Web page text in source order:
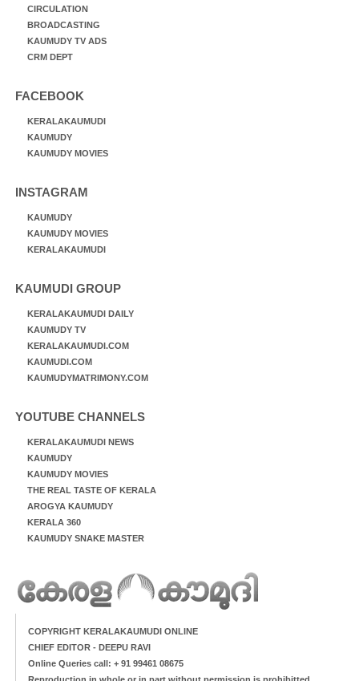
CIRCULATION
BROADCASTING
KAUMUDY TV ADS
CRM DEPT
FACEBOOK
KERALAKAUMUDI
KAUMUDY
KAUMUDY MOVIES
INSTAGRAM
KAUMUDY
KAUMUDY MOVIES
KERALAKAUMUDI
KAUMUDI GROUP
KERALAKAUMUDI DAILY
KAUMUDY TV
KERALAKAUMUDI.COM
KAUMUDI.COM
KAUMUDYMATRIMONY.COM
YOUTUBE CHANNELS
KERALAKAUMUDI NEWS
KAUMUDY
KAUMUDY MOVIES
THE REAL TASTE OF KERALA
AROGYA KAUMUDY
KERALA 360
KAUMUDY SNAKE MASTER
COPYRIGHT KERALAKAUMUDI ONLINE
CHIEF EDITOR - DEEPU RAVI
Online Queries call: + 91 99461 08675